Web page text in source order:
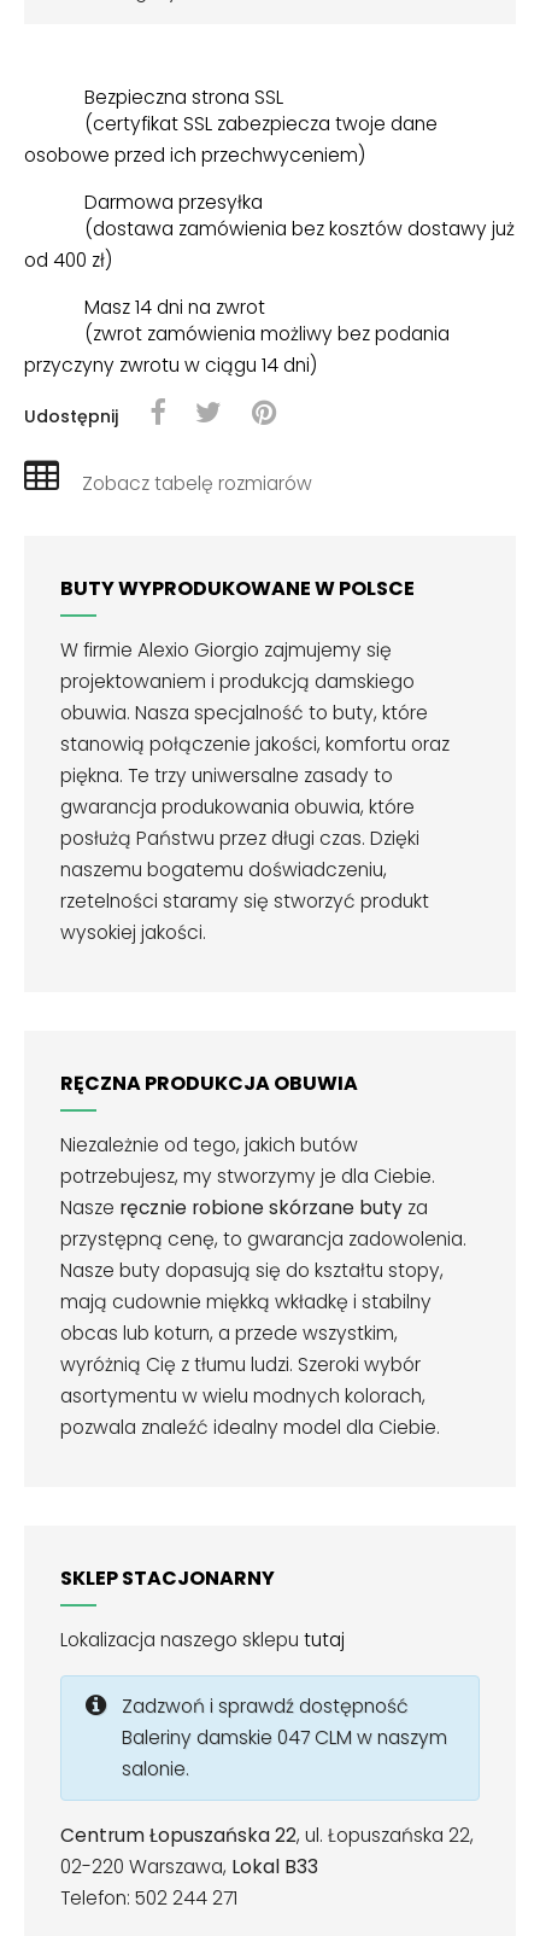
Bezpieczna strona SSL
(certyfikat SSL zabezpiecza twoje dane
osobowe przed ich przechwyceniem)
Darmowa przesyłka
(dostawa zamówienia bez kosztów dostawy już
od 400 zł)
Masz 14 dni na zwrot
(zwrot zamówienia możliwy bez podania
przyczyny zwrotu w ciągu 14 dni)
Udostępnij
Zobacz tabelę rozmiarów
BUTY WYPRODUKOWANE W POLSCE
W firmie Alexio Giorgio zajmujemy się
projektowaniem i produkcją damskiego
obuwia. Nasza specjalność to buty, które
stanowią połączenie jakości, komfortu oraz
piękna. Te trzy uniwersalne zasady to
gwarancja produkowania obuwia, które
posłużą Państwu przez długi czas. Dzięki
naszemu bogatemu doświadczeniu,
rzetelności staramy się stworzyć produkt
wysokiej jakości.
RĘCZNA PRODUKCJA OBUWIA
Niezależnie od tego, jakich butów
potrzebujesz, my stworzymy je dla Ciebie.
Nasze ręcznie robione skórzane buty za
przystępną cenę, to gwarancja zadowolenia.
Nasze buty dopasują się do kształtu stopy,
mają cudownie miękką wkładkę i stabilny
obcas lub koturn, a przede wszystkim,
wyróżnią Cię z tłumu ludzi. Szeroki wybór
asortymentu w wielu modnych kolorach,
pozwala znaleźć idealny model dla Ciebie.
SKLEP STACJONARNY
Lokalizacja naszego sklepu tutaj
Zadzwoń i sprawdź dostępność
Baleriny damskie 047 CLM w naszym
salonie.
Centrum Łopuszańska 22, ul. Łopuszańska 22,
02-220 Warszawa, Lokal B33
Telefon: 502 244 271